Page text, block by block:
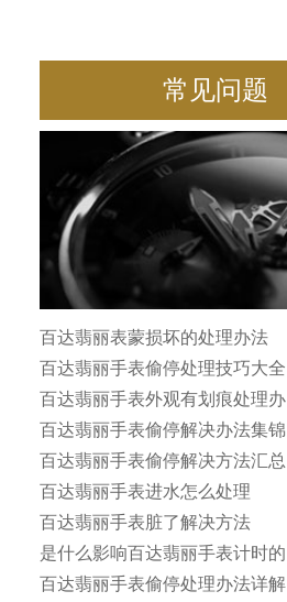
常见问题
百达翡丽表蒙损坏的处理办法
百达翡丽手表偷停处理技巧大全
百达翡丽手表外观有划痕处理办
百达翡丽手表偷停解决办法集锦
百达翡丽手表偷停解决方法汇总
百达翡丽手表进水怎么处理
百达翡丽手表脏了解决方法
是什么影响百达翡丽手表计时的
百达翡丽手表偷停处理办法详解